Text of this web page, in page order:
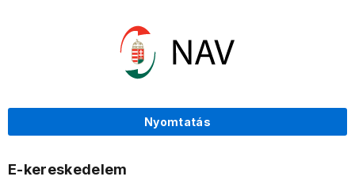
Nyomtatás
E-kereskedelem